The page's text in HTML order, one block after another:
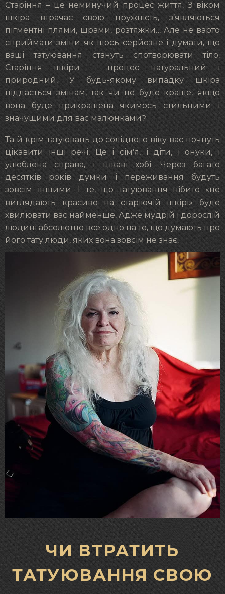
Старіння – це неминучий процес життя. З віком
шкіра втрачає свою пружність, з’являються
пігментні плями, шрами, розтяжки… Але не варто
сприймати зміни як щось серйозне і думати, що
ваші татуювання стануть спотворювати тіло.
Старіння шкіри – процес натуральний і
природний. У будь-якому випадку шкіра
піддасться змінам, так чи не буде краще, якщо
вона буде прикрашена якимось стильними і
значущими для вас малюнками?
Та й крім татуювань до солідного віку вас почнуть
цікавити інші речі. Це і сім’я, і діти, і онуки, і
улюблена справа, і цікаві хобі. Через багато
десятків років думки і переживання будуть
зовсім іншими. І те, що татуювання нібито «не
виглядають красиво на старіючій шкірі» буде
хвилювати вас найменше. Адже мудрій і дорослій
людині абсолютно все одно на те, що думають про
його тату люди, яких вона зовсім не знає.
ЧИ ВТРАТИТЬ
ТАТУЮВАННЯ СВОЮ